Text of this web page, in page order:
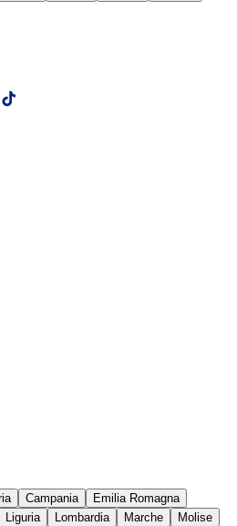
Campania
Emilia Romagna
Liguria Lombardia Marche
Molise